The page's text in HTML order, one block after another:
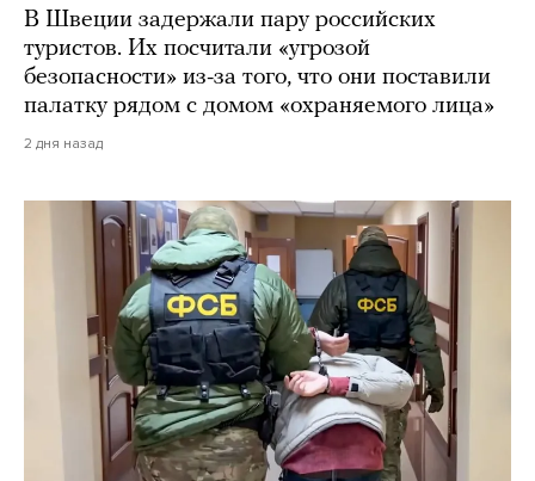
В Швеции задержали пару российских
туристов. Их посчитали «угрозой
безопасности» из-за того, что они поставили
палатку рядом с домом «охраняемого лица»
2 дня назад